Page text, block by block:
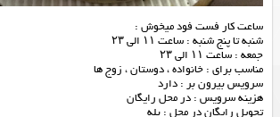
ساعت کار فست فود میخوش :
شنبه تا پنج شنبه : ساعت ۱۱ الی ۲۳
جمعه : ساعت ۱۱ الی ۲۳
مناسب برای : خانواده ، دوستان ، زوج ها
سرویس بیرون بر : دارد
هزینه سرویس : در محل رایگان
تحویل رایگان در محل‌ : بله